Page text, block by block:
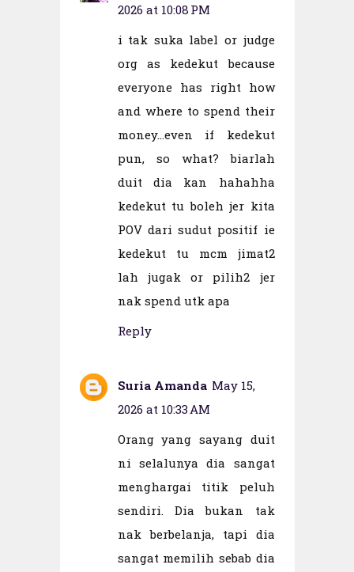
2026 at 10:08 PM
i tak suka label or judge
org as kedekut because
everyone has right how
and where to spend their
money...even if kedekut
pun, so what? biarlah
duit dia kan hahahha
kedekut tu boleh jer kita
POV dari sudut positif ie
kedekut tu mcm jimat2
lah jugak or pilih2 jer
nak spend utk apa
Reply
Suria Amanda May 15,
2026 at 10:33 AM
Orang yang sayang duit
ni selalunya dia sangat
menghargai titik peluh
sendiri. Dia bukan tak
nak berbelanja, tapi dia
sangat memilih sebab dia